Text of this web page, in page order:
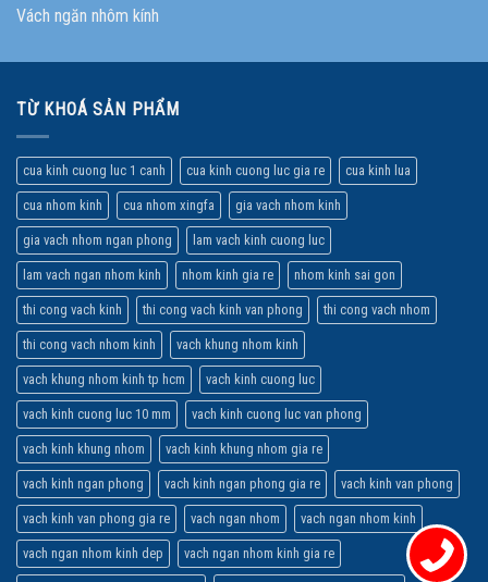
Vách ngăn nhôm kính
TỪ KHOÁ SẢN PHẨM
cua kinh cuong luc 1 canh cua kinh cuong luc gia re cua kinh lua
cua nhom kinh cua nhom xingfa gia vach nhom kinh
gia vach nhom ngan phong lam vach kinh cuong luc
lam vach ngan nhom kinh nhom kinh gia re nhom kinh sai gon
thi cong vach kinh thi cong vach kinh van phong thi cong vach nhom
thi cong vach nhom kinh vach khung nhom kinh
vach khung nhom kinh tp hcm vach kinh cuong luc
vach kinh cuong luc 10 mm vach kinh cuong luc van phong
vach kinh khung nhom vach kinh khung nhom gia re
vach kinh ngan phong vach kinh ngan phong gia re vach kinh van phong
vach kinh van phong gia re vach ngan nhom vach ngan nhom kinh
vach ngan nhom kinh dep vach ngan nhom kinh gia re